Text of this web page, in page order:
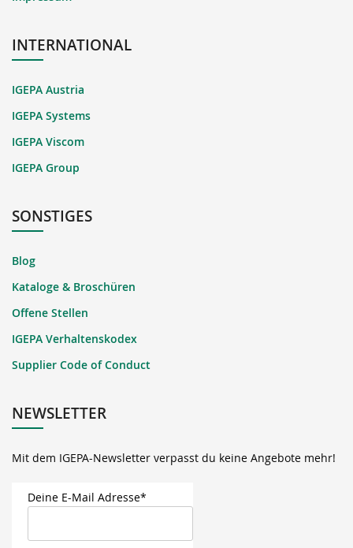
INTERNATIONAL
IGEPA Austria
IGEPA Systems
IGEPA Viscom
IGEPA Group
SONSTIGES
Blog
Kataloge & Broschüren
Offene Stellen
IGEPA Verhaltenskodex
Supplier Code of Conduct
NEWSLETTER
Mit dem IGEPA-Newsletter verpasst du keine Angebote mehr!
Deine E-Mail Adresse*